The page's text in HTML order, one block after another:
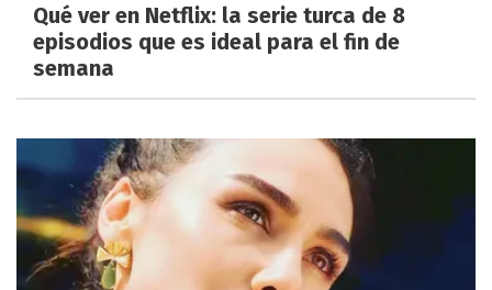
Qué ver en Netflix: la serie turca de 8
episodios que es ideal para el fin de
semana